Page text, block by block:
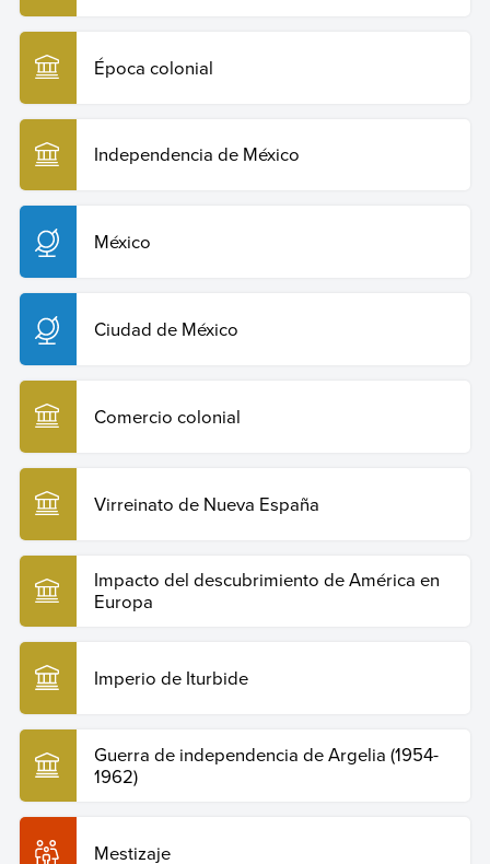
Copiar cita
Época colonial
Independencia de México
México
Ciudad de México
Comercio colonial
Virreinato de Nueva España
Impacto del descubrimiento de América en
Europa
Imperio de Iturbide
Guerra de independencia de Argelia (1954-
1962)
Mestizaje